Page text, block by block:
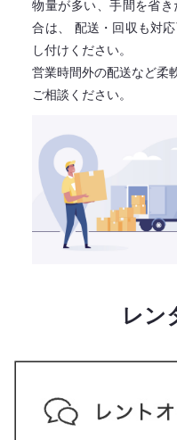
物量が多い、手間を省
合は、
配送・回収も対
し付けください。
営業時間外の配送など柔
ご相談ください。
レン